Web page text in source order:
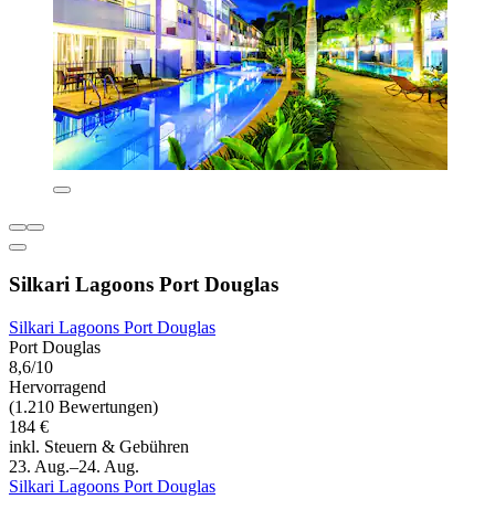
Silkari Lagoons Port Douglas
Silkari Lagoons Port Douglas
Port Douglas
8,6/10
Hervorragend
(1.210 Bewertungen)
184 €
inkl. Steuern & Gebühren
23. Aug.–24. Aug.
Silkari Lagoons Port Douglas